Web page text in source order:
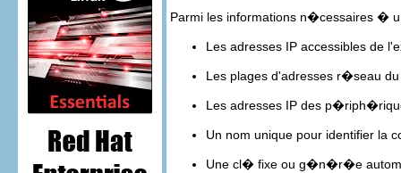
Parmi les informations n�cessaires
Les adresses IP accessibles de
Les plages d'adresses r�seau
Les adresses IP des
Un nom unique pour identifier la
Une cl� fixe ou g�n�r�e